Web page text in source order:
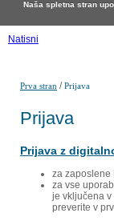
Naša spletna stran
Natisni
Prva stran /Prijava
Prijava
Prijava z
za zaposlene
za vse
je vključena v
preverite v